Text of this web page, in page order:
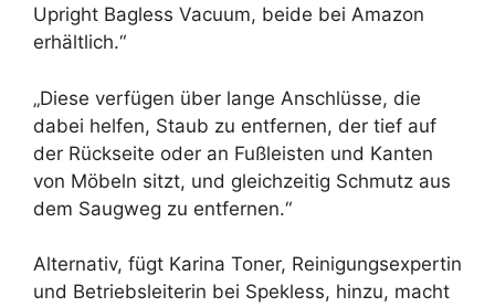
Upright Bagless Vacuum, beide bei Amazon
erhältlich.“
„Diese verfügen über lange Anschlüsse, die
dabei helfen, Staub zu entfernen, der tief auf
der Rückseite oder an Fußleisten und Kanten
von Möbeln sitzt, und gleichzeitig Schmutz aus
dem Saugweg zu entfernen.“
Alternativ, fügt Karina Toner, Reinigungsexpertin
und Betriebsleiterin bei Spekless, hinzu, macht